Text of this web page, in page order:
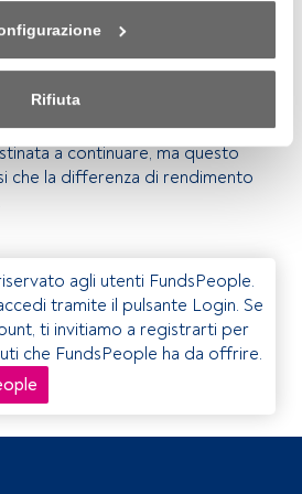
Per saperne di più,
geografica precisi. Analisi
del dispositivo per la sua
delle informazioni su un
della pubblicità e dei
e sviluppo di servizi.
Rifiuta
elezioni permettessero ad una
di fornire ulteriore
vantaggi per i mercati
Recentemente i bund tedeschi
treasury americani e questa
a continuare, ma questo
che la differenza di rendimento
agli utenti FundsPeople.
tramite il pulsante Login. Se
ti invitiamo a registrarti per
che FundsPeople ha da offrire.